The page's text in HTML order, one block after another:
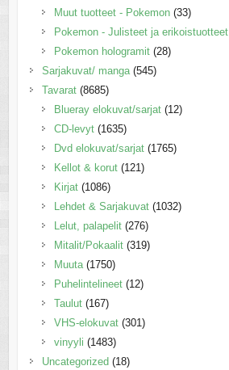
Muut tuotteet - Pokemon (33)
Pokemon - Julisteet ja erikoistuotteet
Pokemon hologramit (28)
Sarjakuvat/ manga (545)
Tavarat (8685)
Blueray elokuvat/sarjat (12)
CD-levyt (1635)
Dvd elokuvat/sarjat (1765)
Kellot & korut (121)
Kirjat (1086)
Lehdet & Sarjakuvat (1032)
Lelut, palapelit (276)
Mitalit/Pokaalit (319)
Muuta (1750)
Puhelintelineet (12)
Taulut (167)
VHS-elokuvat (301)
vinyyli (1483)
Uncategorized (18)